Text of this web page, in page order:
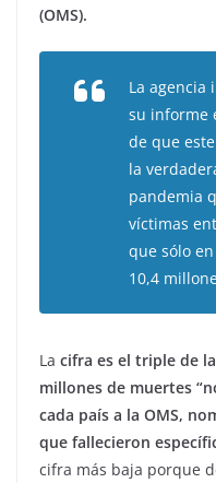
(OMS).
La
su informe
de que
la
pandemia
víctimas
que sólo
10,4
La cifra es el triple de
millones de muertes
cada país a la OMS,
que fallecieron
cifra más baja porque